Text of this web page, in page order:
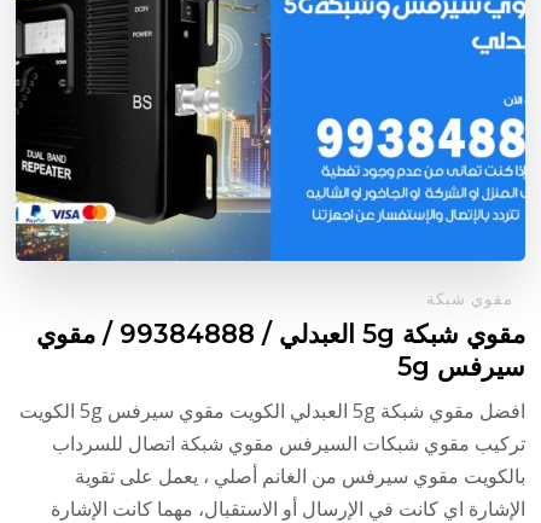
مقوي شبكة
مقوي شبكة 5g العبدلي / 99384888 / مقوي
سيرفس 5g
افضل مقوي شبكة 5g العبدلي الكويت مقوي سيرفس 5g الكويت
تركيب مقوي شبكات السيرفس مقوي شبكة اتصال للسرداب
بالكويت مقوي سيرفس من الغانم أصلي ، يعمل على تقوية
الإشارة اي كانت في الإرسال أو الاستقبال، مهما كانت الإشارة